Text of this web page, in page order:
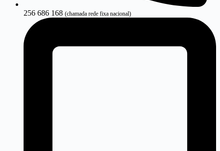
256 686 168 (chamada rede fixa nacional)